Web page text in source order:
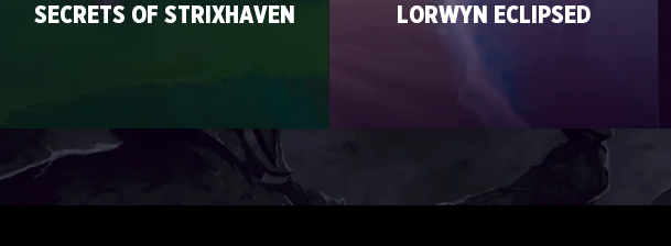
SECRETS OF STRIXHAVEN LORWYN ECLIPSED